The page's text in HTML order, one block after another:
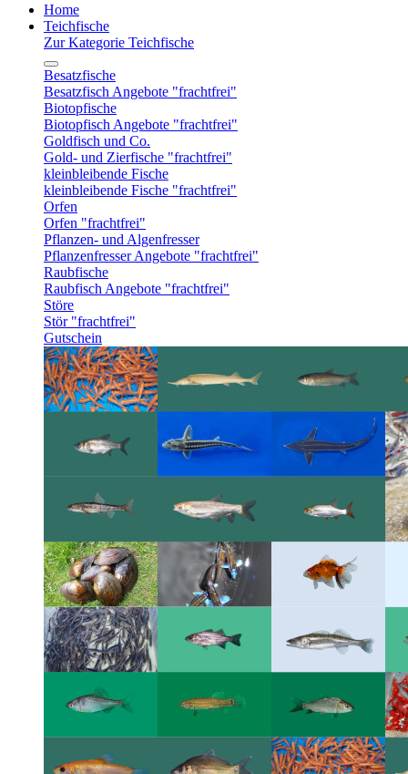
Home
Teichfische
Zur Kategorie Teichfische
Besatzfische
Besatzfisch Angebote "frachtfrei"
Biotopfische
Biotopfisch Angebote "frachtfrei"
Goldfisch und Co.
Gold- und Zierfische "frachtfrei"
kleinbleibende Fische
kleinbleibende Fische "frachtfrei"
Orfen
Orfen "frachtfrei"
Pflanzen- und Algenfresser
Pflanzenfresser Angebote "frachtfrei"
Raubfische
Raubfisch Angebote "frachtfrei"
Störe
Stör "frachtfrei"
Gutschein